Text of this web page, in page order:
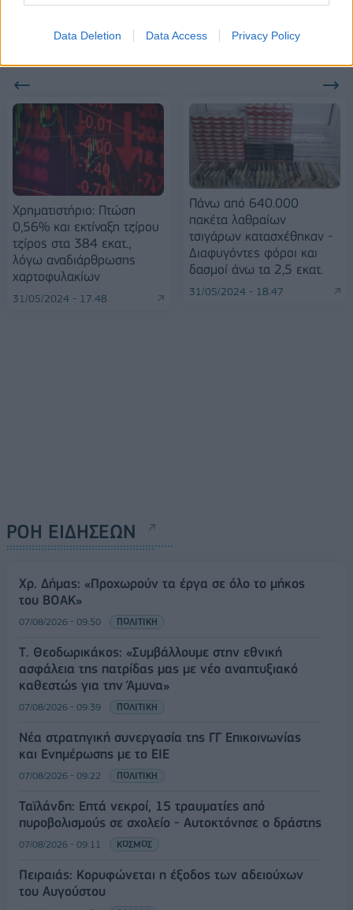
Data Deletion Data Access Privacy Policy
Χρηματιστήριο: Πτώση
0,56% και εκτίναξη τζίρου
τζίρος στα 384 εκατ.,
λόγω αναδιάρθρωσης
χαρτοφυλακίων
31/05/2024 - 17:48
Πάνω από 640.000
πακέτα λαθραίων
τσιγάρων κατασχέθηκαν -
Διαφυγόντες φόροι και
δασμοί άνω τα 2,5 εκατ.
31/05/2024 - 18:47
ΡΟΗ ΕΙΔΗΣΕΩΝ
Χρ. Δήμας: «Προχωρούν τα έργα σε όλο το μήκος
του ΒΟΑΚ»
07/08/2026 - 09:50 ΠΟΛΙΤΙΚΗ
Τ. Θεοδωρικάκος: «Συμβάλλουμε στην εθνική
ασφάλεια της πατρίδας μας με νέο αναπτυξιακό
καθεστώς για την Άμυνα»
07/08/2026 - 09:39 ΠΟΛΙΤΙΚΗ
Νέα στρατηγική συνεργασία της ΓΓ Επικοινωνίας
και Ενημέρωσης με το ΕΙΕ
07/08/2026 - 09:22 ΠΟΛΙΤΙΚΗ
Ταϊλάνδη: Επτά νεκροί, 15 τραυματίες από
πυροβολισμούς σε σχολείο - Αυτοκτόνησε ο δράστης
07/08/2026 - 09:11 ΚΟΣΜΟΣ
Πειραιάς: Κορυφώνεται η έξοδος των αδειούχων
του Αυγούστου